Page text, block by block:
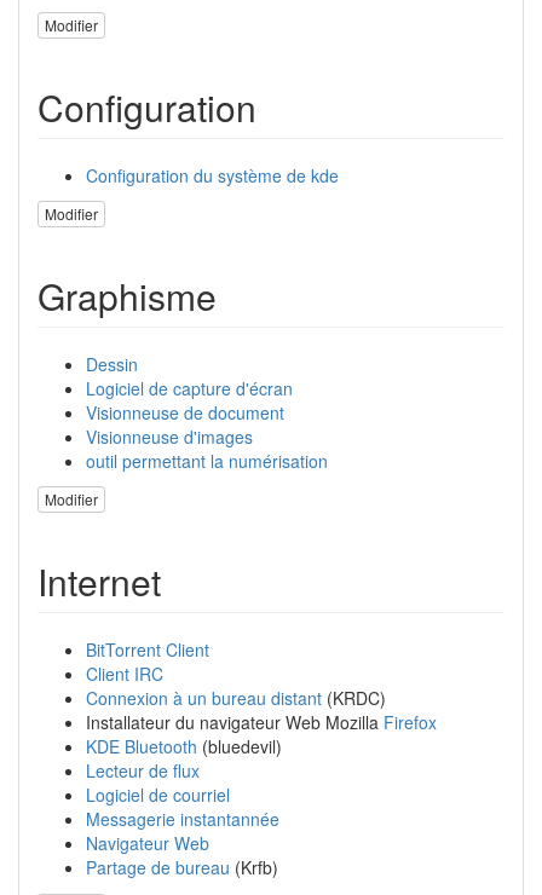
Modifier
Configuration
Configuration du système de kde
Modifier
Graphisme
Dessin
Logiciel de capture d'écran
Visionneuse de document
Visionneuse d'images
outil permettant la numérisation
Modifier
Internet
BitTorrent Client
Client IRC
Connexion à un bureau distant (KRDC)
Installateur du navigateur Web Mozilla Firefox
KDE Bluetooth (bluedevil)
Lecteur de flux
Logiciel de courriel
Messagerie instantannée
Navigateur Web
Partage de bureau (Krfb)